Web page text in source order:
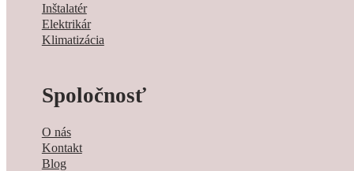
Inštalatér
Elektrikár
Klimatizácia
Spoločnosť
O nás
Kontakt
Blog